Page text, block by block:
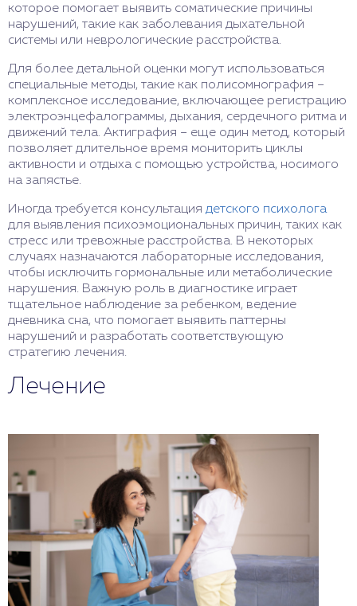
которое помогает выявить соматические причины
нарушений, такие как заболевания дыхательной
системы или неврологические расстройства.
Для более детальной оценки могут использоваться
специальные методы, такие как полисомнография –
комплексное исследование, включающее регистрацию
электроэнцефалограммы, дыхания, сердечного ритма и
движений тела. Актиграфия – еще один метод, который
позволяет длительное время мониторить циклы
активности и отдыха с помощью устройства, носимого
на запястье.
Иногда требуется консультация детского психолога
для выявления психоэмоциональных причин, таких как
стресс или тревожные расстройства. В некоторых
случаях назначаются лабораторные исследования,
чтобы исключить гормональные или метаболические
нарушения. Важную роль в диагностике играет
тщательное наблюдение за ребенком, ведение
дневника сна, что помогает выявить паттерны
нарушений и разработать соответствующую
стратегию лечения.
Лечение